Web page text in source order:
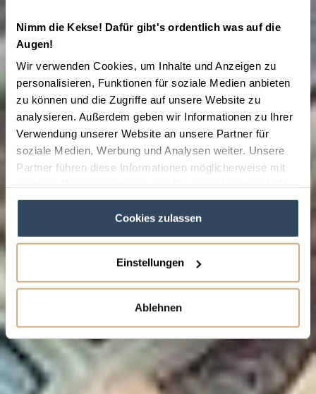
Nimm die Kekse! Dafür gibt's ordentlich was auf die
Augen!
Wir verwenden Cookies, um Inhalte und Anzeigen zu
personalisieren, Funktionen für soziale Medien anbieten
zu können und die Zugriffe auf unsere Website zu
analysieren. Außerdem geben wir Informationen zu Ihrer
Verwendung unserer Website an unsere Partner für
soziale Medien, Werbung und Analysen weiter. Unsere
Partner führen diese Informationen möglicherweise mit
haben oder die sie im Rahmen Ihrer Nutzung der Dienste
Cookies zulassen
Einstellungen
Ablehnen